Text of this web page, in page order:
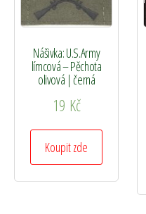
Nášivka: U.S.Army
límcová – Pěchota
olivová | černá
19 Kč
Koupit zde